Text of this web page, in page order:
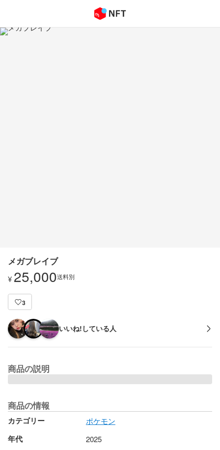
メガブレイブ
¥ 25,000送料別
3
いいね!している人
商品の説明
商品の情報
カテゴリー ポケモン
年代 2025